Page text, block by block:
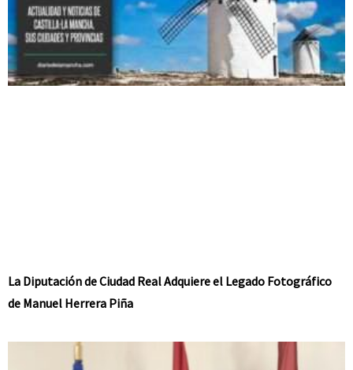
La Diputación de Ciudad Real Adquiere el Legado Fotográfico
de Manuel Herrera Piña